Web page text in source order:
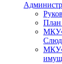
План